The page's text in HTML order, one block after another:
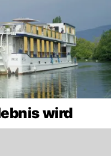
wird